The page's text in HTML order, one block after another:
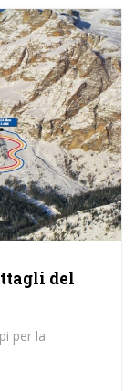
del
per la